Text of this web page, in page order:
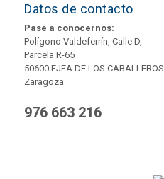
Datos de contacto
Pase a conocernos:
Polígono Valdeferrín, Calle D,
Parcela R-65
50600 EJEA DE LOS CABALLEROS
Zaragoza
976 663 216